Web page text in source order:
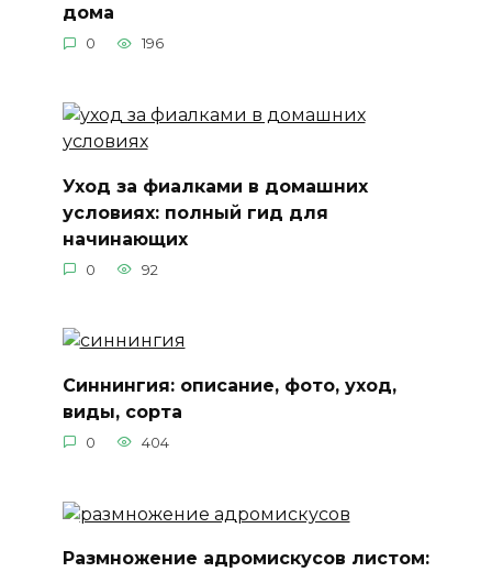
дома
0 196
Уход за фиалками в домашних
условиях: полный гид для
начинающих
0 92
Синнингия: описание, фото, уход,
виды, сорта
0 404
Размножение адромискусов листом: